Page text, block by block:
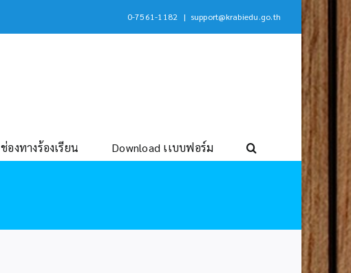
0-7561-1182 | support@krabiedu.go.th
ช่องทางร้องเรียน Download เเบบฟอร์ม